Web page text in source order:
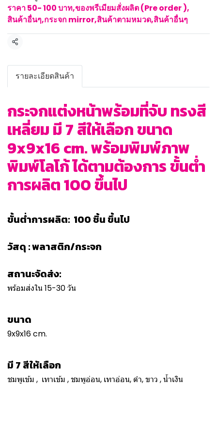
ราคา 50- 100 บาท,ของพรีเมียมสั่งผลิต (Pre order ),
สินค้าอื่นๆ,กระจก mirror,สินค้าตามหมวด,สินค้าอื่นๆ
แชร์
รายละเอียดสินค้า
กระจกแต่งหน้าพร้อมที่จับ ทรงสี
เหลี่ยม มี 7 สีให้เลือก ขนาด
9x9x16 cm. พร้อมพิมพ์ภาพ
พิมพ์โลโก้ ได้ตามต้องการ ขั้นต่ำ
การผลิต 100 ขึ้นไป
ขั้นต่ำการผลิต: 100 ชิ้น ขึ้นไป
วัสดุ : พลาสติก/กระจก
สถานะจัดส่ง:
พร้อมส่งใน 15-30 วัน
ขนาด
9x9x16 cm.
มี 7 สีให้เลือก
ชมพูเข้ม , เทาเข้ม , ชมพูอ่อน, เทาอ่อน, ดำ, ขาว , น้ำเงิน